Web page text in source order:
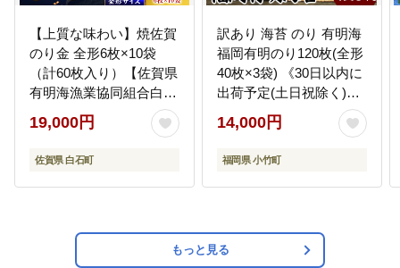
【上質な味わい】焼佐賀
のり金 全形6枚×10袋
（計60枚入り）【佐賀県
有明海漁業協同組合白石
支所】海苔 [IAE005]
19,000円
佐賀県 白石町
訳あり 海苔 のり 有明海
福岡有明のり120枚(全形
40枚×3袋) 《30日以内に
出荷予定(土日祝除く)》
有明海 訳アリ ---
ktk_ktk_26_120p---
14,000円
福岡県 小竹町
もっと見る